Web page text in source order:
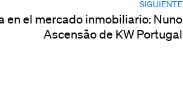
SIGUIENTE
en el mercado inmobiliario: Nuno
Ascensão de KW Portugal